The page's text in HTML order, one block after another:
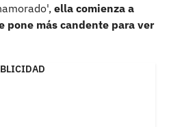
ella comienza a
pone más candente para ver